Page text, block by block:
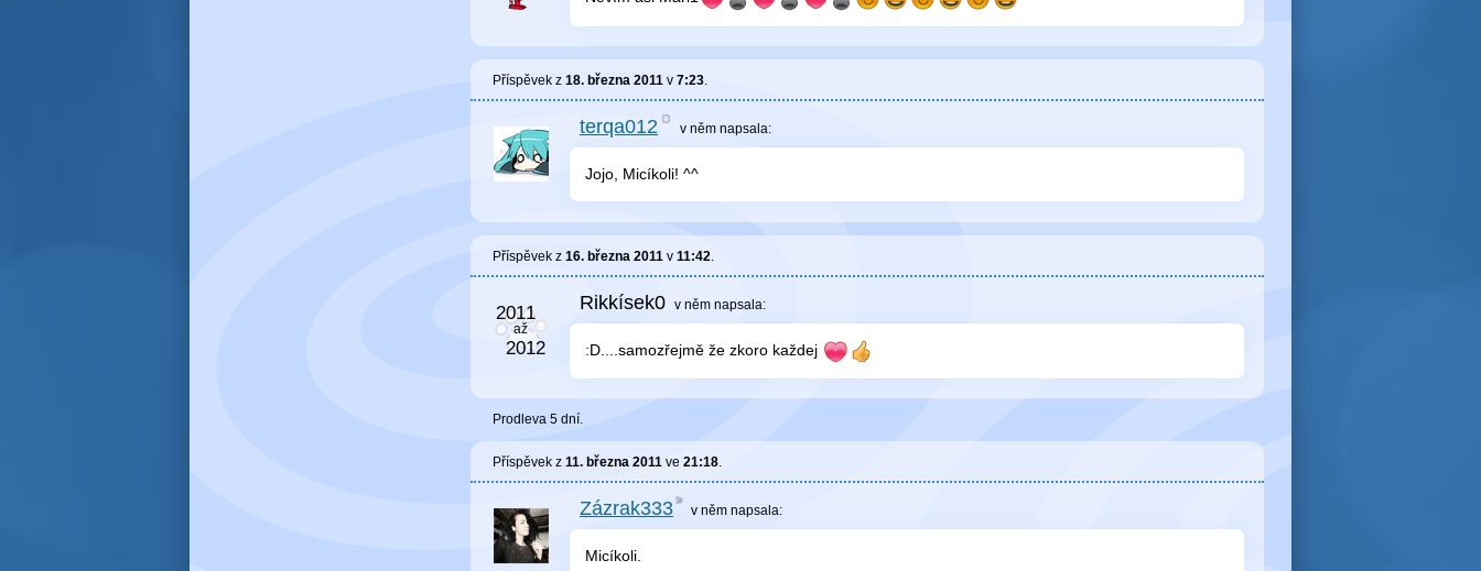
Příspěvek z 18. března 2011 v 7:23.
terqa012 v němnapsala:
Jojo, Micíkoli! ^^
Příspěvek z 16. března 2011 v 11:42.
Rikkísek0 v něm napsala:
:D....samozřejmě že zkoro každej
Prodleva 5 dní.
Příspěvek z 11. března 2011 ve 21:18.
Zázrak333 v něm napsala:
Micíkoli.